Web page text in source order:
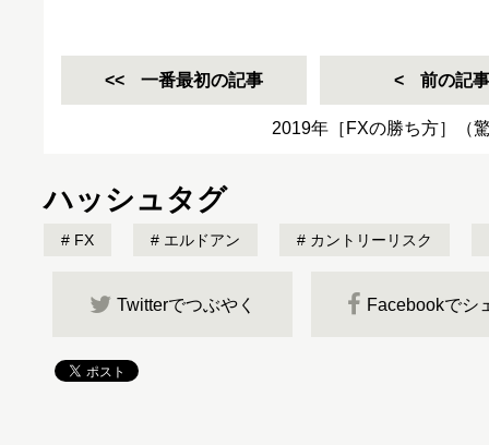
一番最初の記事 前の記事
2019年［FXの勝ち方］（
ハッシュタグ
FX エルドアン カントリーリスク
Twitterでつぶやく Facebookでシ